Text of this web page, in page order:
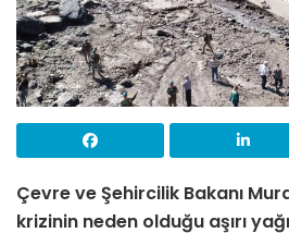
Çevre ve Şehircilik Bakanı
krizinin neden olduğu aşırı